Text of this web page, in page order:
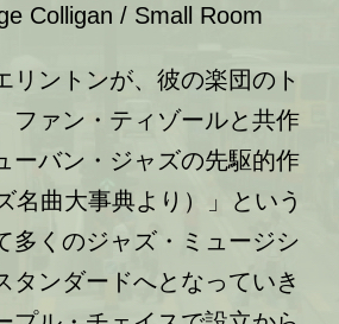
Colligan / Small Room
ントンが、彼の楽団のト
ファン・ティゾールと共作
ーバン・ジャズの先駆的作
名曲大事典より）」という
多くのジャズ・ミュージシ
タンダードへとなっていき